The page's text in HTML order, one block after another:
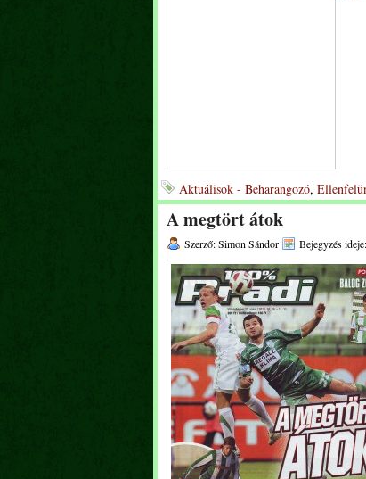
Aktuálisok - Beharangozó,
A megtört átok
Szerző: Simon Sándor Bejegyzés